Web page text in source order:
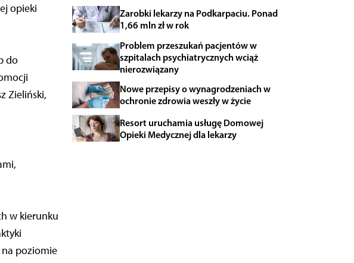
opieki
do
Zieliński,
w kierunku
poziomie
Zarobki lekarzy na Podkarpaciu. Ponad
1,66 mln zł w rok
Problem przeszukań pacjentów w
szpitalach psychiatrycznych wciąż
nierozwiązany
Nowe przepisy o wynagrodzeniach w
ochronie zdrowia weszły w życie
Resort uruchamia usługę Domowej
Opieki Medycznej dla lekarzy